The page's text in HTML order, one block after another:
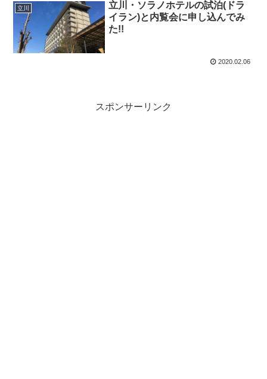
立川
立川・ソラノホテルの試泊(ドラ
イラン)と内覧会に申し込んでみ
た!!
2020.02.06
スポンサーリンク